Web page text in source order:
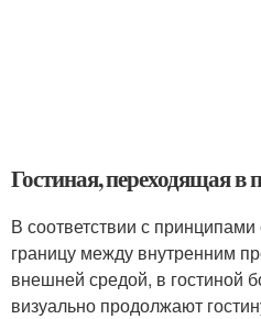
Гостиная, переходящая в
В соответствии с
границу между внутренним
внешней средой, в гостиной
визуально продолжают